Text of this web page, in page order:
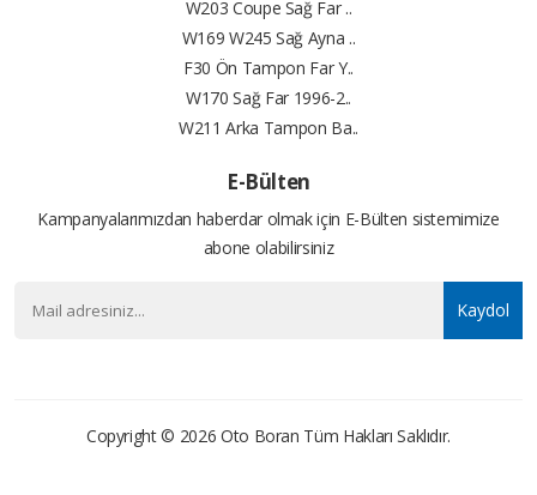
W203 Coupe Sağ Far ..
W169 W245 Sağ Ayna ..
F30 Ön Tampon Far Y..
W170 Sağ Far 1996-2..
W211 Arka Tampon Ba..
E-Bülten
Kampanyalarımızdan haberdar olmak için E-Bülten sistemimize
abone olabilirsiniz
Kaydol
Copyright © 2026 Oto Boran Tüm Hakları Saklıdır.